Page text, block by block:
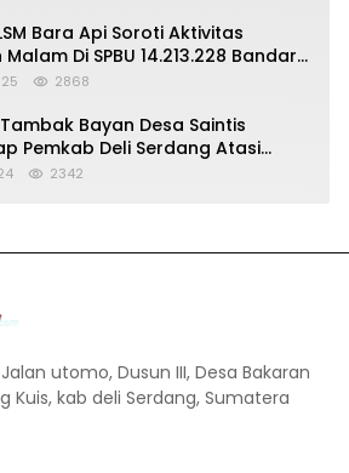
Bara Api Soroti Aktivitas
Di SPBU 14.213.228 Bandar
2868
Bayan Desa Saintis
Pemkab Deli Serdang Atasi
2342
utomo, Dusun III, Desa Bakaran
Kuis, kab deli Serdang, Sumatera